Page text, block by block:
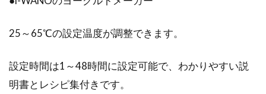
25～65℃の設定温度が調整できます。
設定時間は1～48時間に設定可能で、わかりやすい説
明書とレシピ集付きです。